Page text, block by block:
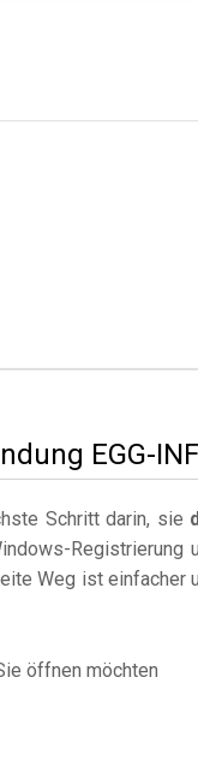
EGG-
Schritt darin, sie
Registrierung
Weg ist einfacher
öffnen möchten